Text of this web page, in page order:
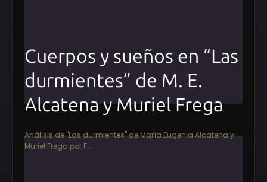
Cuerpos y sueños en “Las
durmientes” de M. E.
Alcatena y Muriel Frega
Análisis de "Las durmientes" de María Eugenia Alcatena y
Muriel Frega por F...